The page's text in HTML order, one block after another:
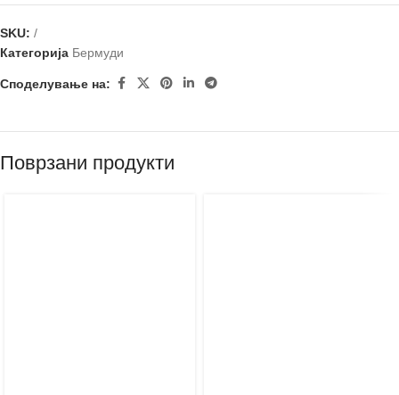
SKU: /
Категорија Бермуди
Споделување на:
Поврзани продукти